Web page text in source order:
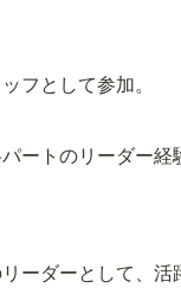
フとして参加。
ートのリーダー経
ーダーとして、活